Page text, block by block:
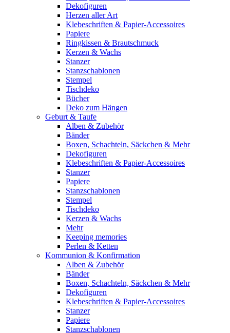
Dekofiguren
Herzen aller Art
Klebeschriften & Papier-Accessoires
Papiere
Ringkissen & Brautschmuck
Kerzen & Wachs
Stanzer
Stanzschablonen
Stempel
Tischdeko
Bücher
Deko zum Hängen
Geburt & Taufe
Alben & Zubehör
Bänder
Boxen, Schachteln, Säckchen & Mehr
Dekofiguren
Klebeschriften & Papier-Accessoires
Stanzer
Papiere
Stanzschablonen
Stempel
Tischdeko
Kerzen & Wachs
Mehr
Keeping memories
Perlen & Ketten
Kommunion & Konfirmation
Alben & Zubehör
Bänder
Boxen, Schachteln, Säckchen & Mehr
Dekofiguren
Klebeschriften & Papier-Accessoires
Stanzer
Papiere
Stanzschablonen